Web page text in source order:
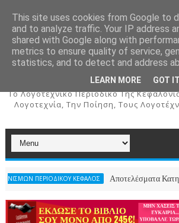
To Λογοτεχνικό Περιοδικό Της
Λογοτεχνία, Την Ποίηση, Τους
ΚΕΦΑΛΟΣ Αποτελέσματα Κατηγορίας
This site uses cookies from Google to
and to analyze traffic. Your IP address
shared with Google along with
metrics to ensure quality of service,
statistics, and to detect and address
LEARN MORE GOT IT